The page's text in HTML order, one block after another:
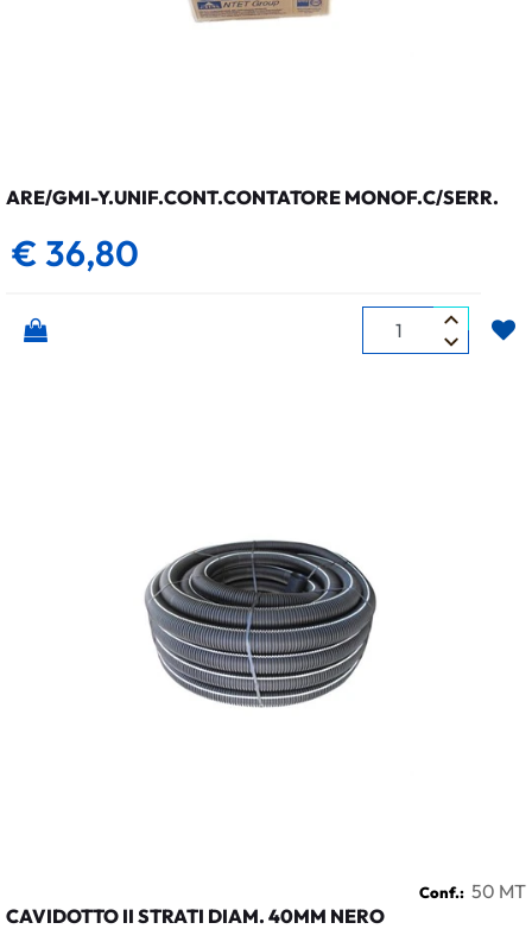
ARE/GMI-Y.UNIF.CONT.CONTATORE MONOF.C/SERR.
€ 36,80
Quantità
Conf.: 50 MT
CAVIDOTTO II STRATI DIAM. 40MM NERO